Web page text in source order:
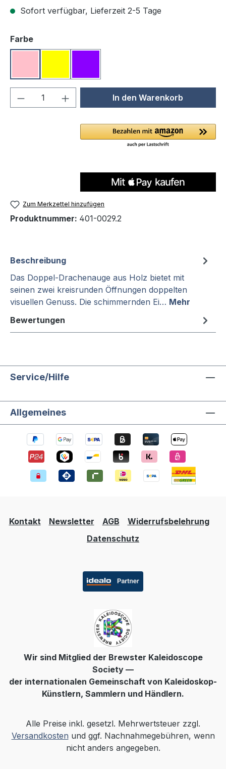
Sofort verfügbar, Lieferzeit 2-5 Tage
Farbeauswählen
Produkt Anzahl: Gib denIn den Warenkorb
Zum Merkzettel hinzufügen
Produktnummer: 401-0029.2
Beschreibung
Das Doppel-Drachenauge aus Holz bietet mit
seinen zwei kreisrunden Öffnungen doppelten
visuellen Genuss. Die schimmernden Ei… Mehr
Bewertungen
Service/Hilfe
Allgemeines
Kontakt Newsletter AGB
Widerrufsbelehrung
Datenschutz
Wir sind Mitglied der Brewster Kaleidoscope
Society —
der internationalen Gemeinschaft von Kaleidoskop-
Künstlern, Sammlern und Händlern.
Alle Preise inkl. gesetzl. Mehrwertsteuer zzgl.
Versandkosten und ggf. Nachnahmegebühren, wenn
nicht anders angegeben.